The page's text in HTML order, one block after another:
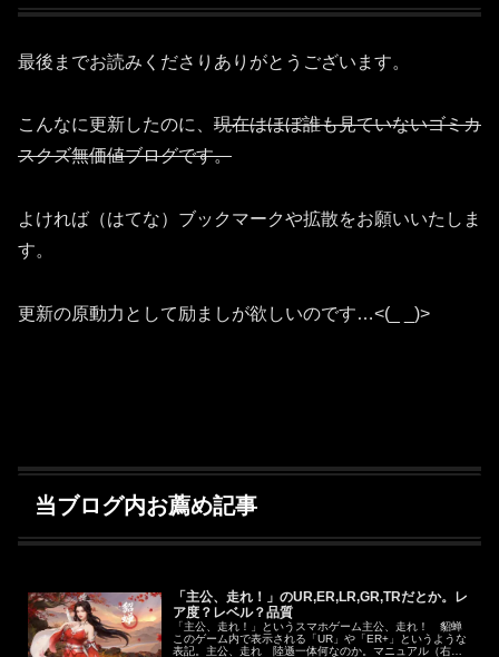
最後までお読みくださりありがとうございます。
こんなに更新したのに、 現在はほぼ誰も見ていないゴミカ
スクズ無価値ブログです。
よければ（はてな）ブックマークや拡散をお願いいたしま
す。
更新の原動力として励ましが欲しいのです…<(_ _)>
当ブログ内お薦め記事
「主公、走れ！」のUR,ER,LR,GR,TRだとか。レ
ア度？レベル？品質
「主公、走れ！」というスマホゲーム主公、走れ！ 貂蝉
このゲーム内で表示される「UR」や「ER+」というような
表記。主公、走れ 陸遜一体何なのか。マニュアル（右側